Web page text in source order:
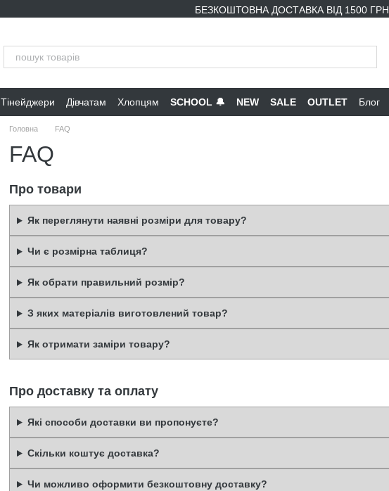
БЕЗКОШТОВНА ДОСТАВКА ВІД 1500 ГРН
Тінейджери Дівчатам Хлопцям SCHOOL 🔔 NEW SALE OUTLET Блог
Головна FAQ
FAQ
Про товари
Як переглянути наявні розміри для товару?
Чи є розмірна таблиця?
Як обрати правильний розмір?
З яких матеріалів виготовлений товар?
Як отримати заміри товару?
Про доставку та оплату
Які способи доставки ви пропонуєте?
Скільки коштує доставка?
Чи можливо оформити безкоштовну доставку?